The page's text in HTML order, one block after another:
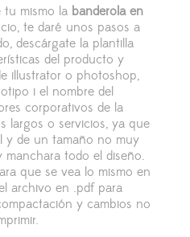
tu mismo la banderola en
te daré unos pasos a
descárgate la plantilla
ísticas del producto y
illustrator o photoshop,
i el nombre del
corporativos de la
largos o servicios, ya que
y de un tamaño no muy
manchara todo el diseño.
que se vea lo mismo en
archivo en .pdf para
ón y cambios no